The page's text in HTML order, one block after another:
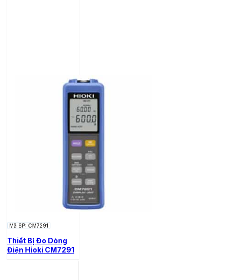
Mã SP: CM7291
Thiết Bị Đo Dòng
Điện Hioki CM7291